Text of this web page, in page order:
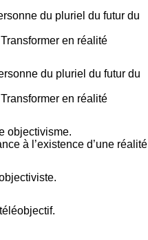
du pluriel du futur du
en réalité
du pluriel du futur du
en réalité
objectivisme.
à l’existence d’une réalité